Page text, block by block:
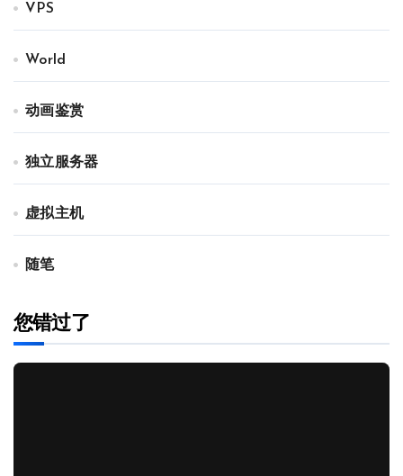
VPS
World
动画鉴赏
独立服务器
虚拟主机
随笔
您错过了